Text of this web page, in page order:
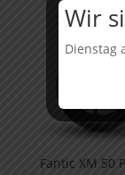
Fantic XM 50
Wir
Dienstag